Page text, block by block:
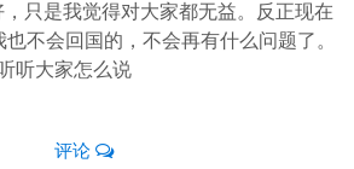
只是我觉得对大家都无益。反正现在
不会回国的，不会再有什么问题了。
听大家怎么说
评论